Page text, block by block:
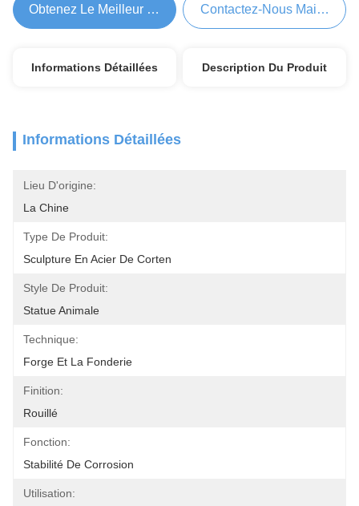
Obtenez Le Meilleur Prix Contactez-Nous Maintenant
Informations Détaillées Description Du Produit
Informations Détaillées
Lieu D'origine:
La Chine
Type De Produit:
Sculpture En Acier De Corten
Style De Produit:
Statue Animale
Technique:
Forge Et La Fonderie
Finition:
Rouillé
Fonction:
Stabilité De Corrosion
Utilisation: